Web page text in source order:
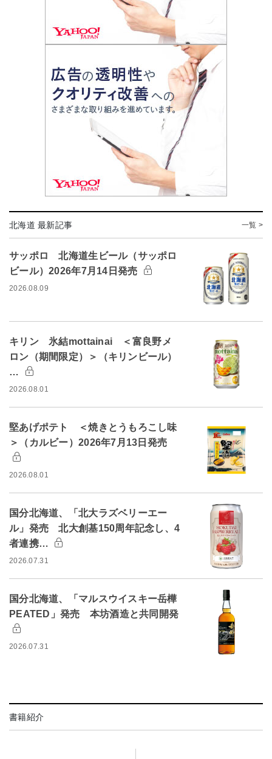
北海道 最新記事 一覧 >
サッポロ 北海道生ビール（サッポロ
ビール）2026年7月14日発売
2026.08.09
キリン 氷結mottainai ＜富良野メ
ロン（期間限定）＞（キリンビール）
…
2026.08.01
堅あげポテト ＜焼きとうもろこし味
＞（カルビー）2026年7月13日発売
2026.08.01
国分北海道、「北大ラズベリーエー
ル」発売 北大創基150周年記念し、4
者連携…
2026.07.31
国分北海道、「マルスウイスキー岳樺
PEATED」発売 本坊酒造と共同開発
2026.07.31
書籍紹介